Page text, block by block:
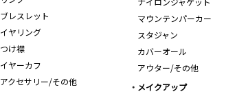
マウンテンパーカー
スタジャン
カバーオール
アウター/その他
ブレスレット
イヤリング
つけ襟
イヤーカフ
アクセサリー/その他
メイクアップ